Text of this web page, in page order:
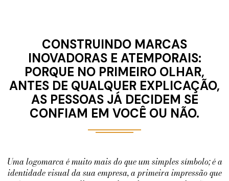
CONSTRUINDO MARCAS
INOVADORAS E ATEMPORAIS:
PORQUE NO PRIMEIRO OLHAR,
ANTES DE QUALQUER EXPLICAÇÃO,
AS PESSOAS JÁ DECIDEM SE
CONFIAM EM VOCÊ OU NÃO.
Uma logomarca é muito mais do que um simples símbolo; é a
identidade visual da sua empresa, a primeira impressão que